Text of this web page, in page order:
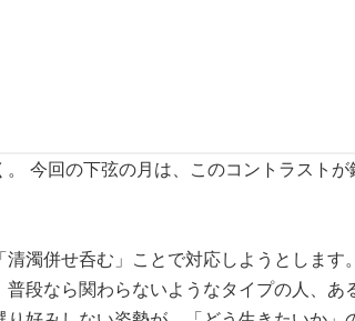
今回の下弦の月は、このコントラストが
濁併せ呑む」ことで対応しようとします
段なら関わらないようなタイプの人、あ